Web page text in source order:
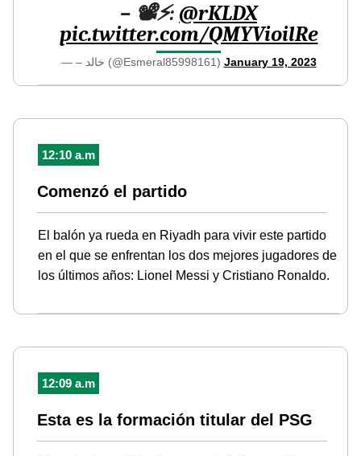
– 📽️⚡️: @rKLDX
pic.twitter.com/QMYVioilRe
— – خالد (@Esmeral85998161) January 19, 2023
12:10 a.m
Comenzó el partido
El balón ya rueda en Riyadh para vivir este partido
en el que se enfrentan los dos mejores jugadores de
los últimos años: Lionel Messi y Cristiano Ronaldo.
12:09 a.m
Esta es la formación titular del PSG